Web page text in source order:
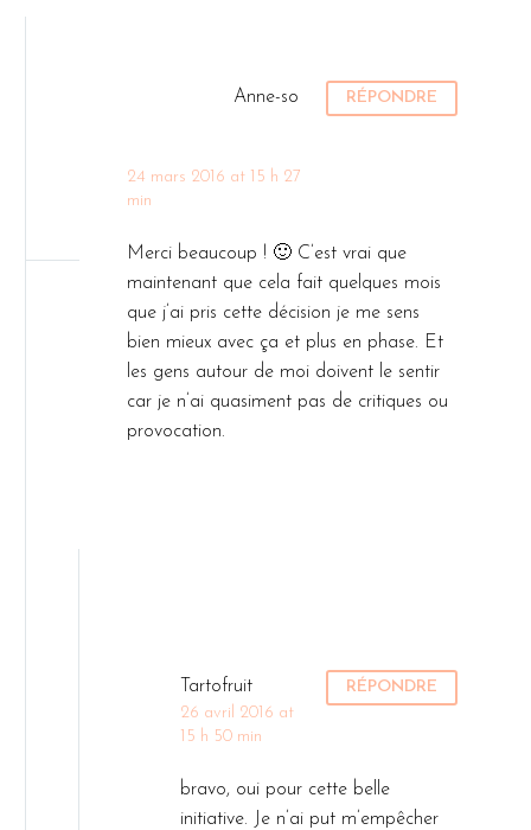
Anne-so
24 mars 2016 at 15 h 27
min
RÉPONDRE
Merci beaucoup ! 🙂 C’est vrai que
maintenant que cela fait quelques mois
que j’ai pris cette décision je me sens
bien mieux avec ça et plus en phase. Et
les gens autour de moi doivent le sentir
car je n’ai quasiment pas de critiques ou
provocation.
Tartofruit
26 avril 2016 at
15 h 50 min
RÉPONDRE
bravo, oui pour cette belle
initiative. Je n’ai put m’empêcher